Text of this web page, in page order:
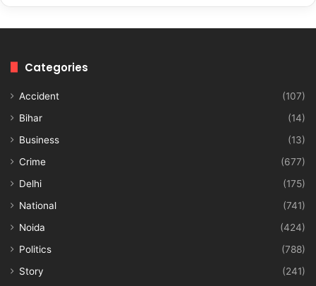
Categories
Accident
(107)
Bihar
(14)
Business
(13)
Crime
(677)
Delhi
(175)
National
(741)
Noida
(424)
Politics
(788)
Story
(241)